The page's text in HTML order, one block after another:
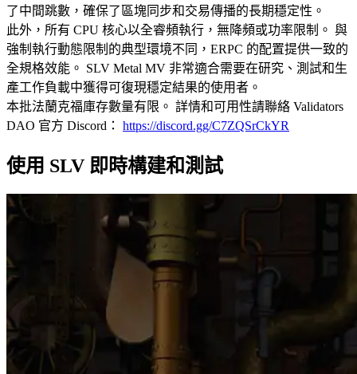
了中間跳數，確保了區塊同步和交易傳播的長期穩定性。
此外，所有 CPU 核心以全睿頻執行，無降頻或功率限制。 與
強制執行動態限制的典型環境不同，ERPC 的配置提供一致的
全規格效能。 SLV Metal MV 非常適合需要在研究、測試和生
產工作負載中獲得可復現穩定結果的使用者。
本批法蘭克福庫存數量有限。 詳情和可用性請聯絡 Validators
DAO 官方 Discord： https://discord.gg/C7ZQSrCkYR
使用 SLV 即時構建和測試